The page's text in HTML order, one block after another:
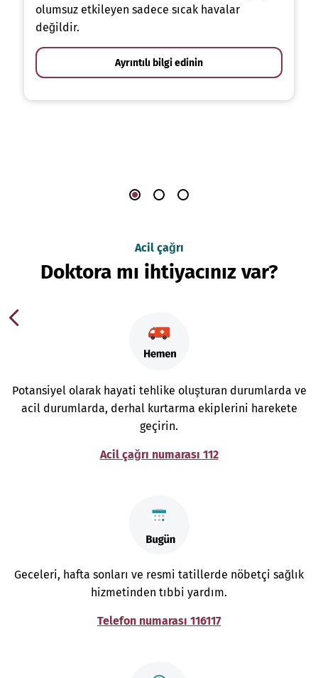
olumsuz etkileyen sadece sıcak havalar
değildir.
Ayrıntılı bilgi edinin
Acil çağrı
Doktora mı ihtiyacınız var?
Potansiyel olarak hayati tehlike oluşturan durumlarda ve
acil durumlarda, derhal kurtarma ekiplerini harekete
geçirin.
Acil çağrı numarası 112
Geceleri, hafta sonları ve resmi tatillerde nöbetçi sağlık
hizmetinden tıbbi yardım.
Telefon numarası 116117